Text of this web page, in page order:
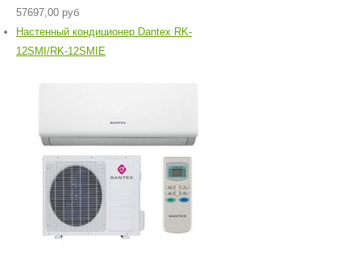
57697,00 руб
Настенный кондиционер Dantex RK-
12SMI/RK-12SMIЕ